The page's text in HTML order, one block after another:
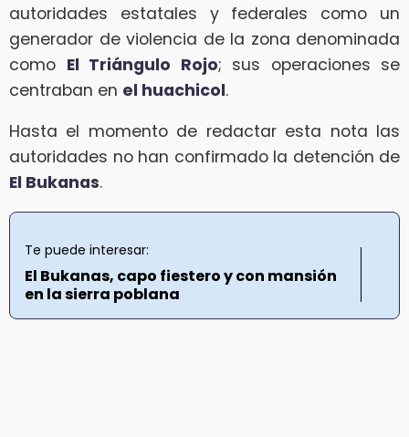
autoridades estatales y federales como un
generador de violencia de la zona denominada
como El Triángulo Rojo; sus operaciones se
centraban en el huachicol.
Hasta el momento de redactar esta nota las
autoridades no han confirmado la detención de
El Bukanas.
Te puede interesar:
El Bukanas, capo fiestero y con mansión
en la sierra poblana